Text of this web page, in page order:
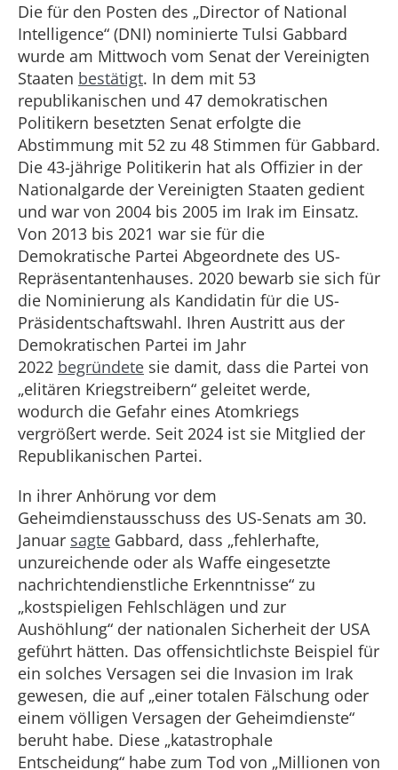
Die für den Posten des „Director of National
Intelligence“ (DNI) nominierte Tulsi Gabbard
wurde am Mittwoch vom Senat der Vereinigten
Staaten bestätigt. In dem mit 53
republikanischen und 47 demokratischen
Politikern besetzten Senat erfolgte die
Abstimmung mit 52 zu 48 Stimmen für Gabbard.
Die 43-jährige Politikerin hat als Offizier in der
Nationalgarde der Vereinigten Staaten gedient
und war von 2004 bis 2005 im Irak im Einsatz.
Von 2013 bis 2021 war sie für die
Demokratische Partei Abgeordnete des US-
Repräsentantenhauses. 2020 bewarb sie sich für
die Nominierung als Kandidatin für die US-
Präsidentschaftswahl. Ihren Austritt aus der
Demokratischen Partei im Jahr
2022 begründete sie damit, dass die Partei von
„elitären Kriegstreibern“ geleitet werde,
wodurch die Gefahr eines Atomkriegs
vergrößert werde. Seit 2024 ist sie Mitglied der
Republikanischen Partei.
In ihrer Anhörung vor dem
Geheimdienstausschuss des US-Senats am 30.
Januar sagte Gabbard, dass „fehlerhafte,
unzureichende oder als Waffe eingesetzte
nachrichtendienstliche Erkenntnisse“ zu
„kostspieligen Fehlschlägen und zur
Aushöhlung“ der nationalen Sicherheit der USA
geführt hätten. Das offensichtlichste Beispiel für
ein solches Versagen sei die Invasion im Irak
gewesen, die auf „einer totalen Fälschung oder
einem völligen Versagen der Geheimdienste“
beruht habe. Diese „katastrophale
Entscheidung“ habe zum Tod von „Millionen von